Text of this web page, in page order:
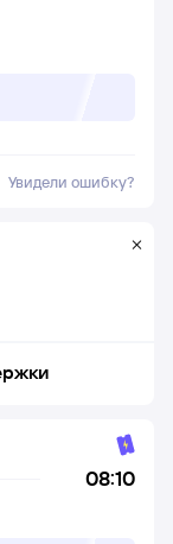
Увидели ошибку?
08:10